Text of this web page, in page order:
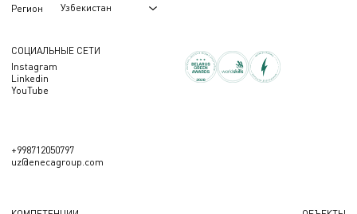
Регион Узбекистан
СОЦИАЛЬНЫЕ СЕТИ
Instagram
Linkedin
YouTube
+998712050797
uz@enecagroup.com